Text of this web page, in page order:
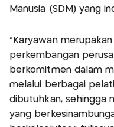
Manusia (SDM) yang
“Karyawan
perkembangan
berkomitmen dalam
melalui berbagai
dibutuhkan, sehingga
yang